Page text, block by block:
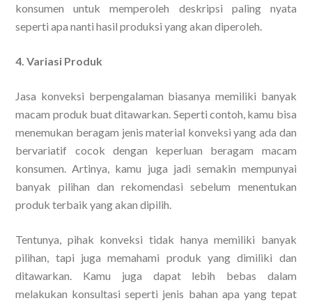
konsumen untuk memperoleh deskripsi paling nyata
seperti apa nanti hasil produksi yang akan diperoleh.
4. Variasi Produk
Jasa konveksi berpengalaman biasanya memiliki banyak
macam produk buat ditawarkan. Seperti contoh, kamu bisa
menemukan beragam jenis material konveksi yang ada dan
bervariatif cocok dengan keperluan beragam macam
konsumen. Artinya, kamu juga jadi semakin mempunyai
banyak pilihan dan rekomendasi sebelum menentukan
produk terbaik yang akan dipilih.
Tentunya, pihak konveksi tidak hanya memiliki banyak
pilihan, tapi juga memahami produk yang dimiliki dan
ditawarkan. Kamu juga dapat lebih bebas dalam
melakukan konsultasi seperti jenis bahan apa yang tepat